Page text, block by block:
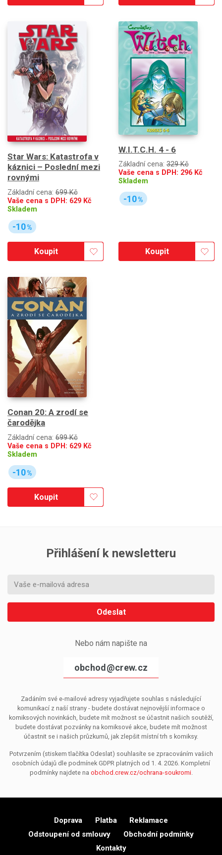
Star Wars: Katastrofa v
káznici – Poslední mezi
rovnými
Základní cena: 699 Kč
Vaše cena s DPH: 629 Kč
Skladem
-10%
Koupit
W.I.T.C.H. 4 - 6
Základní cena: 329 Kč
Vaše cena s DPH: 296 Kč
Skladem
-10%
Koupit
Conan 20: A zrodí se
čarodějka
Základní cena: 699 Kč
Vaše cena s DPH: 629 Kč
Skladem
-10%
Koupit
Přihlášení k newsletteru
Odeslat
Nebo nám napište na
obchod@crew.cz
Zadáním své e-mailové adresy vyjadřujete souhlas s následující
komunikací z naší strany - budete dostávat nejnovější informace o
komiksových novinkách, budete mít možnost se účastnit našich soutěží,
budete dostávat pozvánky na komiksové akce, budete mít možnost
účastnit se i našich průzkumů, jak zlepšit místní trh s komiksy.
Potvrzením (stiskem tlačítka Odeslat) souhlasíte se zpracováním vašich
osobních údajů dle podmínek GDPR platných od 1. 4. 2026. Kompletní
podmínky najdete na obchod.crew.cz/ochrana-soukromi.
Doprava Platba
Reklamace
Odstoupení od smlouvy
Obchodní podmínky
Kontakty